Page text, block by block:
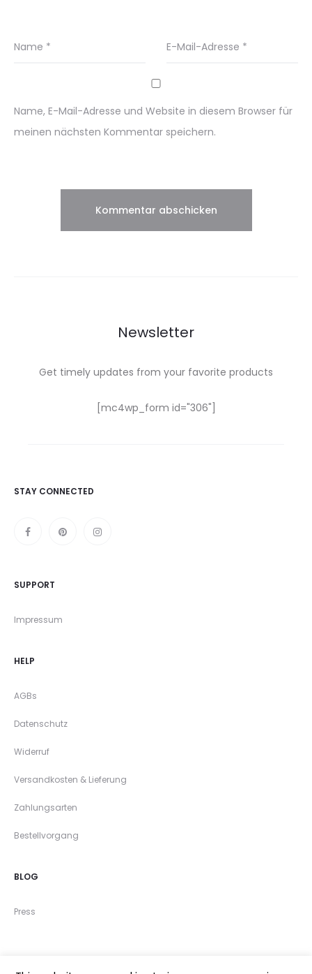
Name * E-Mail-Adresse *
Name, E-Mail-Adresse und Website in diesem Browser für
meinen nächsten Kommentar speichern.
Newsletter
Get timely updates from your favorite products
[mc4wp_form id="306"]
STAY CONNECTED
SUPPORT
Impressum
HELP
AGBs
Datenschutz
Widerruf
Versandkosten & Lieferung
Zahlungsarten
Bestellvorgang
BLOG
Press